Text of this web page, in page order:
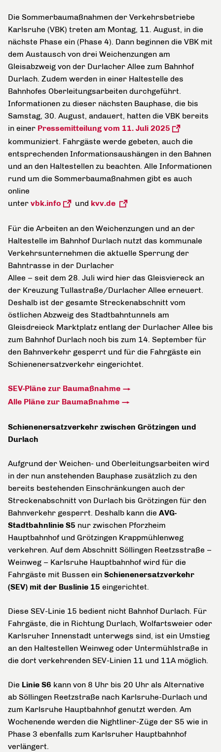
Die Sommerbaumaßnahmen der Verkehrsbetriebe
Karlsruhe (VBK) treten am Montag, 11. August, in die
nächste Phase ein (Phase 4). Dann beginnen die VBK mit
dem Austausch von drei Weichenzungen am
Gleisabzweig von der Durlacher Allee zum Bahnhof
Durlach. Zudem werden in einer Haltestelle des
Bahnhofes Oberleitungsarbeiten durchgeführt.
Informationen zu dieser nächsten Bauphase, die bis
Samstag, 30. August, andauert, hatten die VBK bereits
in einer Pressemitteilung vom 11. Juli 2025
kommuniziert. Fahrgäste werde gebeten, auch die
entsprechenden Informationsaushängen in den Bahnen
und an den Haltestellen zu beachten. Alle Informationen
rund um die Sommerbaumaßnahmen gibt es auch
online
unter vbk.info und kvv.de
Für die Arbeiten an den Weichenzungen und an der
Haltestelle im Bahnhof Durlach nutzt das kommunale
Verkehrsunternehmen die aktuelle Sperrung der
Bahntrasse in der Durlacher
Allee – seit dem 28. Juli wird hier das Gleisviereck an
der Kreuzung Tullastraße/Durlacher Allee erneuert.
Deshalb ist der gesamte Streckenabschnitt vom
östlichen Abzweig des Stadtbahntunnels am
Gleisdreieck Marktplatz entlang der Durlacher Allee bis
zum Bahnhof Durlach noch bis zum 14. September für
den Bahnverkehr gesperrt und für die Fahrgäste ein
Schienenersatzverkehr eingerichtet.
SEV-Pläne zur Baumaßnahme
Alle Pläne zur Baumaßnahme
Schienenersatzverkehr zwischen Grötzingen und
Durlach
Aufgrund der Weichen- und Oberleitungsarbeiten wird
in der nun anstehenden Bauphase zusätzlich zu den
bereits bestehenden Einschränkungen auch der
Streckenabschnitt von Durlach bis Grötzingen für den
Bahnverkehr gesperrt. Deshalb kann die AVG-
Stadtbahnlinie S5 nur zwischen Pforzheim
Hauptbahnhof und Grötzingen Krappmühlenweg
verkehren. Auf dem Abschnitt Söllingen Reetzsstraße –
Weinweg – Karlsruhe Hauptbahnhof wird für die
Fahrgäste mit Bussen ein Schienenersatzverkehr
(SEV) mit der Buslinie 15 eingerichtet.
Diese SEV-Linie 15 bedient nicht Bahnhof Durlach. Für
Fahrgäste, die in Richtung Durlach, Wolfartsweier oder
Karlsruher Innenstadt unterwegs sind, ist ein Umstieg
an den Haltestellen Weinweg oder Untermühlstraße in
die dort verkehrenden SEV-Linien 11 und 11A möglich.
Die Linie S6 kann von 8 Uhr bis 20 Uhr als Alternative
ab Söllingen Reetzstraße nach Karlsruhe-Durlach und
zum Karlsruhe Hauptbahnhof genutzt werden. Am
Wochenende werden die Nightliner-Züge der S5 wie in
Phase 3 ebenfalls zum Karlsruher Hauptbahnhof
verlängert.